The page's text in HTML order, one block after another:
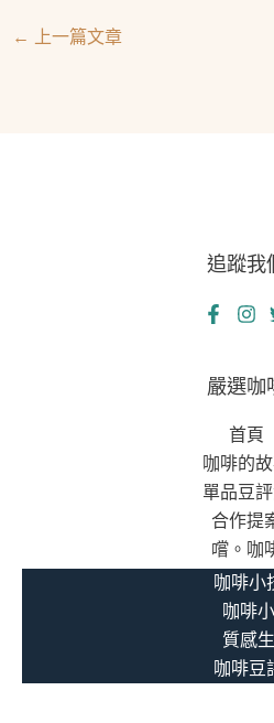
← 上一篇文章
追蹤我
嚴選咖
首頁
咖啡的
單品豆評
合作提
嚐。咖
咖啡小
咖啡
質感
咖啡豆